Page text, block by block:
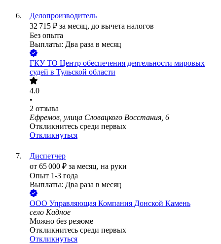
Делопроизводитель
32 715 ₽ за месяц, до вычета налогов
Без опыта
Выплаты: Два раза в месяц
ГКУ ТО Центр обеспечения деятельности мировых
судей в Тульской области
4.0
•
2 отзыва
Ефремов, улица Словацкого Восстания, 6
Откликнитесь среди первых
Откликнуться
Диспетчер
от 65 000 ₽ за месяц, на руки
Опыт 1-3 года
Выплаты: Два раза в месяц
ООО Управляющая Компания Донской Камень
село Кадное
Можно без резюме
Откликнитесь среди первых
Откликнуться